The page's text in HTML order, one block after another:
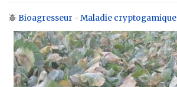
Aller à :navigation,rechercher
Bioagresseur - Maladie cryptogamique